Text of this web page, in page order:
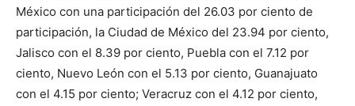
México con una participación del 26.03 por ciento de
participación, la Ciudad de México del 23.94 por ciento,
Jalisco con el 8.39 por ciento, Puebla con el 7.12 por
ciento, Nuevo León con el 5.13 por ciento, Guanajuato
con el 4.15 por ciento; Veracruz con el 4.12 por ciento,